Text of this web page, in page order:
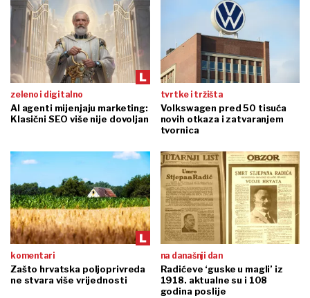
zeleno i digitalno
AI agenti mijenjaju marketing:
Klasični SEO više nije dovoljan
tvrtke i tržišta
Volkswagen pred 50 tisuća
novih otkaza i zatvaranjem
tvornica
komentari
Zašto hrvatska poljoprivreda
ne stvara više vrijednosti
na današnji dan
Radićeve ‘guske u magli’ iz
1918. aktualne su i 108
godina poslije